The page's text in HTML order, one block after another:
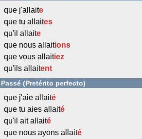
que j'allaite
que tu allaites
qu'il allaite
que nous allaitions
que vous allaitiez
qu'ils allaitent
Passé (Pretérito perfecto)
que j'aie allaité
que tu aies allaité
qu'il ait allaité
que nous ayons allaité